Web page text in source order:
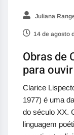
Juliana
14 de agosto
Obras de
para
Clarice
1977) é uma
do século XX.
linguagem